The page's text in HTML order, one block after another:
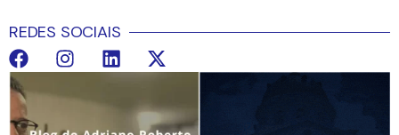
REDES SOCIAIS